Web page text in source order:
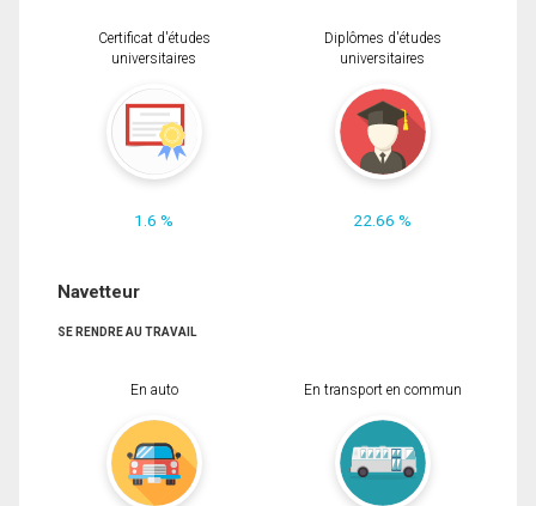
Certificat d'études
universitaires
1.6 %
Diplômes d'études
universitaires
22.66 %
Navetteur
SE RENDRE AU TRAVAIL
En auto En transport en commun